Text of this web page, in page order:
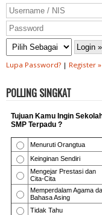
Lupa Password? | Register »
POLLING SINGKAT